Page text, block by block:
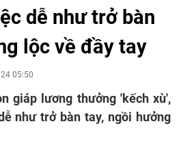
dễ như trở bàn
lộc về đầy tay
05:50
giáp lương thưởng 'kếch xù',
như trở bàn tay, ngồi hưởng